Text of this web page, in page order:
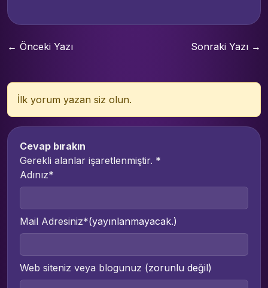
← Önceki Yazı Sonraki Yazı →
İlk yorum yazan siz olun.
Cevap bırakın
Gerekli alanlar işaretlenmiştir. *
Adınız*
Mail Adresiniz*(yayınlanmayacak.)
Web siteniz veya blogunuz (zorunlu değil)